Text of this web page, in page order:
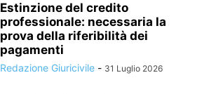
Estinzione del credito
professionale: necessaria la
prova della riferibilità dei
pagamenti
Redazione Giuricivile - 31 Luglio 2026